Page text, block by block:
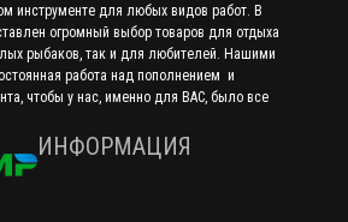
инструменте для любых видов работ. В
огромный выбор товаров для отдыха
рыбаков, так и для любителей. Нашими
работа над пополнением и
чтобы у нас, именно для ВАС, было все
ИНФОРМАЦИЯ